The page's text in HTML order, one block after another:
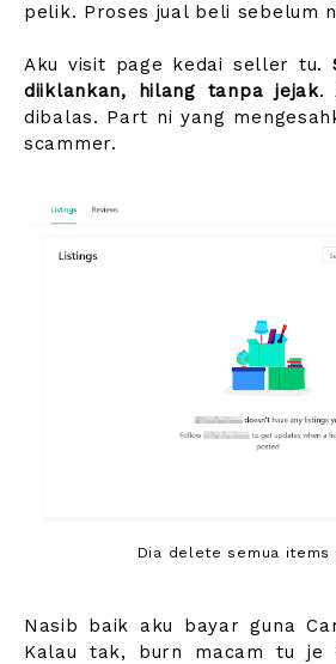
pelik. Proses jual beli sebelum
Aku visit page kedai seller tu.
diiklankan, hilang tanpa jejak.
dibalas. Part ni yang
scammer.
Dia delete semua items
Nasib baik aku bayar guna
Kalau tak, burn macam tu je